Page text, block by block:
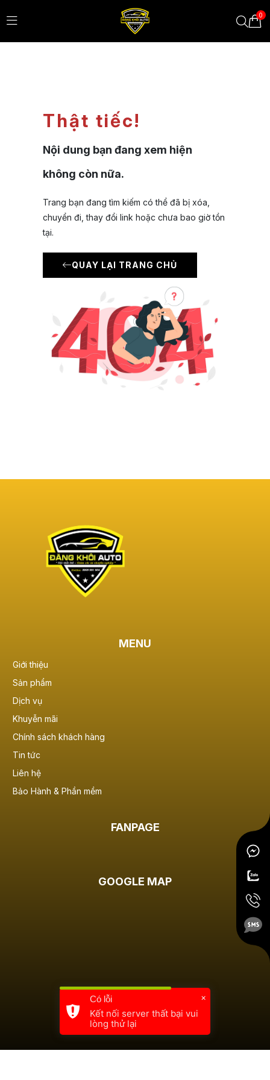
0
Thật tiếc!
Nội dung bạn đang xem hiện
không còn nữa.
Trang bạn đang tìm kiếm có thể đã bị xóa,
chuyển đi, thay đổi link hoặc chưa bao giờ tồn
tại.
QUAY LẠI TRANG CHỦ
MENU
Giới thiệu
Sản phẩm
Dịch vụ
Khuyễn mãi
Chính sách khách hàng
Tin tức
Liên hệ
Bảo Hành & Phần mềm
FANPAGE
GOOGLE MAP
×
Có lỗi
Kết nối server thất bại vui
lòng thử lại